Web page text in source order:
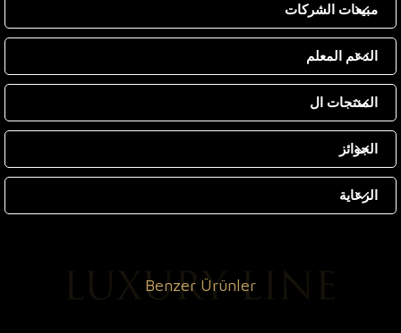
مبيعات الشركات
الدعم المعلم
المنتجات ال
الجوائز
الرعاية
Benzer Ürünler